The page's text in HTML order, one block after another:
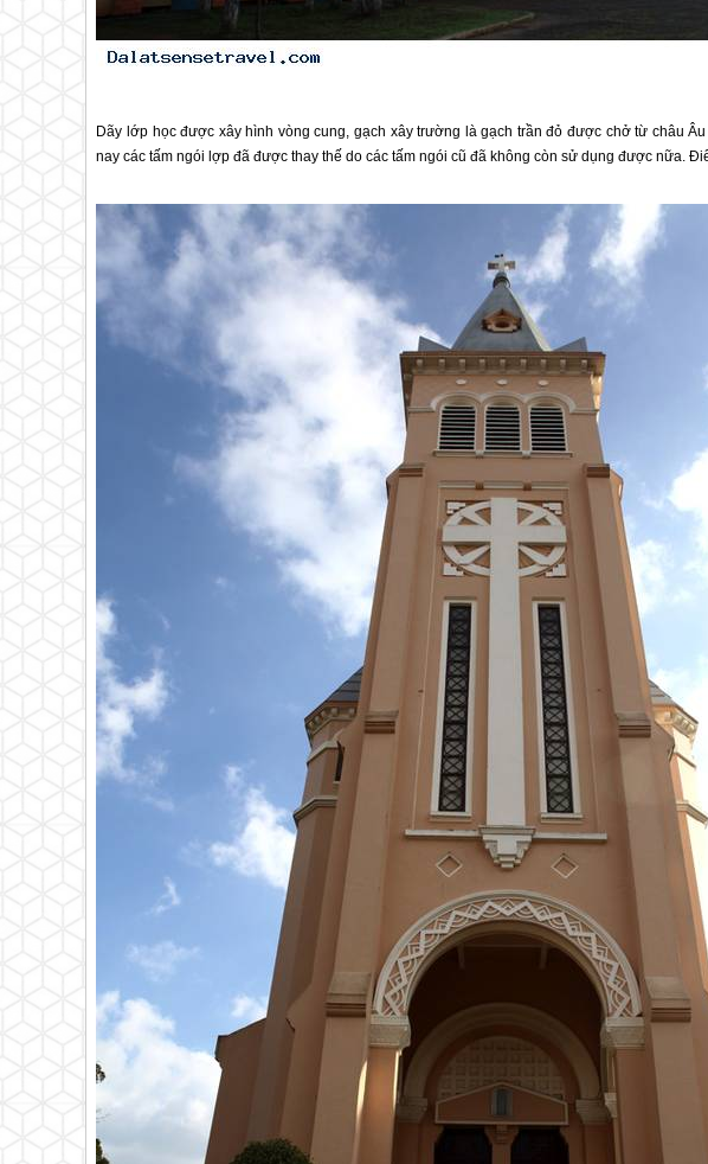
Dãy lớp học được xây hình vòng cung, gạch xây trường là gạch trần đỏ được chở từ châu
nay các tấm ngói lợp đã được thay thế do các tấm ngói cũ đã không còn sử dụng được nữa.